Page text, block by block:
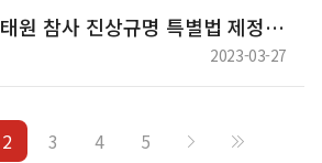
[청원] 10. 29 이태원 참사 진상규명 특별법 제정하라!
2023-03-27
2 3 4 5